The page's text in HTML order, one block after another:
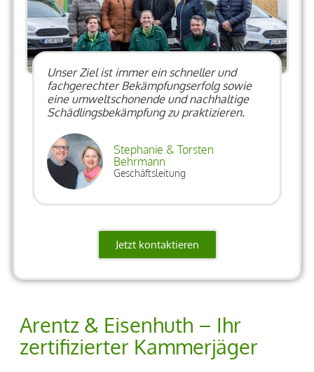
Unser Ziel ist immer ein schneller und
fachgerechter Bekämpfungserfolg sowie
eine umweltschonende und nachhaltige
Schädlingsbekämpfung zu praktizieren.
Stephanie & Torsten
Behrmann
Geschäftsleitung
Jetzt kontaktieren
Arentz & Eisenhuth – Ihr
zertifizierter Kammerjäger